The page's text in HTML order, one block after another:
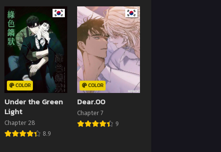
Chapter 26
4 มิถุนายน 2024
Chapter 22
4 มิถุนายน 2024
Chapter 18
4 มิถุนายน 2024
Chapter 14
4 มิถุนายน 2024
COLOR
Under the Green
Light
Chapter 28
8.9
COLOR
Dear.00
Chapter 7
9